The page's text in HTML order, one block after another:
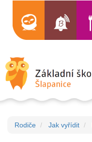
Rodiče Jak vyřídit